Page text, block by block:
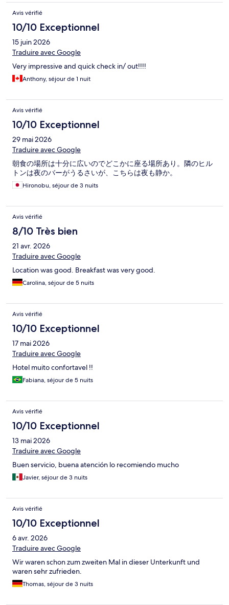
Avis vérifié
10/10 Exceptionnel
15 juin 2026
Traduire avec Google
Very impressive and quick check in/ out!!!!
Anthony, séjour de 1 nuit
Avis vérifié
10/10 Exceptionnel
29 mai 2026
Traduire avec Google
朝食の場所は十分に広いのでどこかに座る場所あり。隣のヒル
トンは夜のバーがうるさいが、こちらは夜も静か。
Hironobu, séjour de 3 nuits
Avis vérifié
8/10 Très bien
21 avr. 2026
Traduire avec Google
Location was good. Breakfast was very good.
Carolina, séjour de 5 nuits
Avis vérifié
10/10 Exceptionnel
17 mai 2026
Traduire avec Google
Hotel muito confortavel !!
Fabiana, séjour de 5 nuits
Avis vérifié
10/10 Exceptionnel
13 mai 2026
Traduire avec Google
Buen servicio, buena atención lo recomiendo mucho
Javier, séjour de 3 nuits
Avis vérifié
10/10 Exceptionnel
6 avr. 2026
Traduire avec Google
Wir waren schon zum zweiten Mal in dieser Unterkunft und
waren sehr zufrieden.
Thomas, séjour de 3 nuits